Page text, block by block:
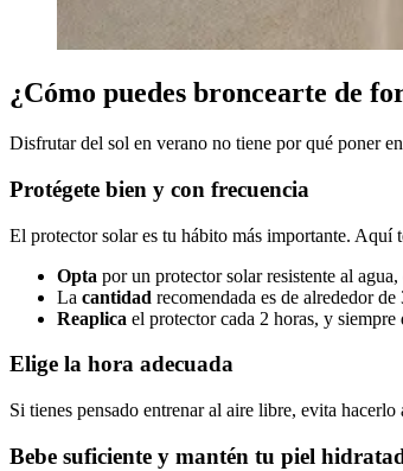
¿Cómo puedes broncearte de
Disfrutar del sol en verano no tiene por qué poner
Protégete bien y con frecuencia
El protector solar es tu hábito más importante. Aquí
Opta por un protector solar resistente al
La cantidad recomendada es de alrededor
Reaplica el protector cada 2 horas, y siempre
Elige la hora adecuada
Si tienes pensado entrenar al aire libre, evita
Bebe suficiente y mantén tu piel